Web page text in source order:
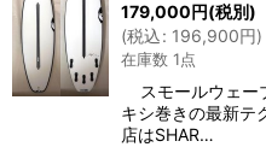
179,000円(税別)
(税込: 196,900円)
在庫数 1点
スモールウェー
キシ巻きの最新
店はSHAR…